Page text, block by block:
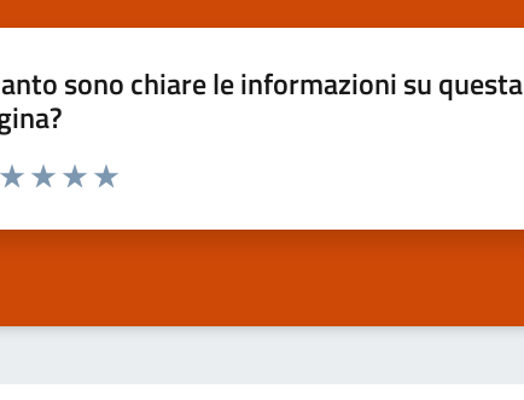
sono chiare le informazioni su questa
da 1 a 5 stelle la pagina